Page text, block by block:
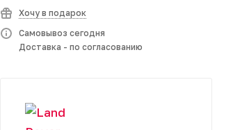
Хочу в подарок
Самовывоз сегодня
Доставка - по согласованию